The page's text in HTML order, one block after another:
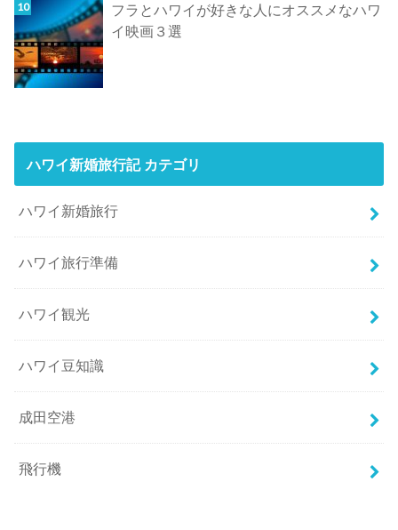
フラとハワイが好きな人にオススメなハワ
イ映画３選
ハワイ新婚旅行記 カテゴリ
ハワイ新婚旅行
ハワイ旅行準備
ハワイ観光
ハワイ豆知識
成田空港
飛行機